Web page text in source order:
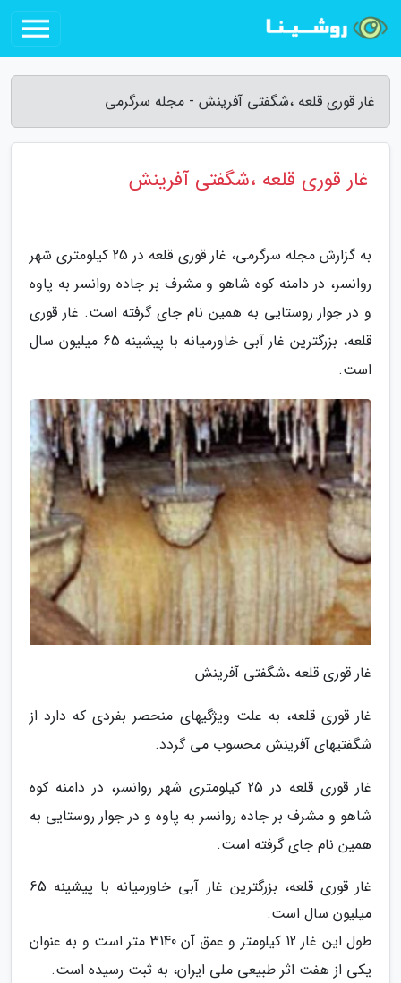
غار قوری قلعه ،شگفتی آفرینش - مجله سرگرمی
غار قوری قلعه ،شگفتی آفرینش
به گزارش مجله سرگرمی، غار قوری قلعه در 25 کیلومتری شهر
روانسر، در دامنه کوه شاهو و مشرف بر جاده روانسر به پاوه
و در جوار روستایی به همین نام جای گرفته است. غار قوری
قلعه، بزرگترین غار آبی خاورمیانه با پیشینه 65 میلیون سال
است.
غار قوری قلعه ،شگفتی آفرینش
غار قوری قلعه، به علت ویژگیهای منحصر بفردی که دارد از
شگفتیهای آفرینش محسوب می گردد.
غار قوری قلعه در 25 کیلومتری شهر روانسر، در دامنه کوه
شاهو و مشرف بر جاده روانسر به پاوه و در جوار روستایی به
همین نام جای گرفته است.
غار قوری قلعه، بزرگترین غار آبی خاورمیانه با پیشینه 65
میلیون سال است.
طول این غار 12 کیلومتر و عمق آن 3140 متر است و به عنوان
یکی از هفت اثر طبیعی ملی ایران، به ثبت رسیده است.